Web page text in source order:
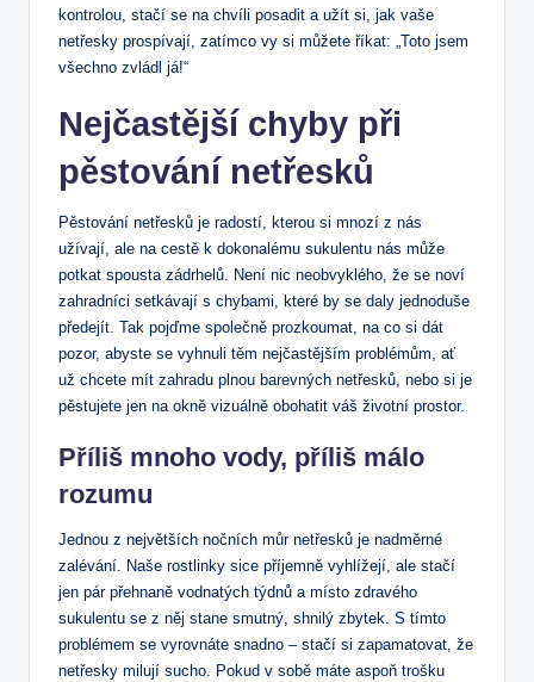
kontrolou, stačí se na chvíli posadit a užít si, jak vaše
netřesky prospívají, zatímco vy si můžete říkat: „Toto jsem
všechno zvládl já!“
Nejčastější chyby při
pěstování netřesků
Pěstování netřesků je radostí, kterou si mnozí z nás
užívají, ale na cestě k dokonalému sukulentu nás může
potkat spousta zádrhelů. Není nic neobvyklého, že se noví
zahradníci setkávají s chybami, které by se daly jednoduše
předejít. Tak pojďme společně prozkoumat, na co si dát
pozor, abyste se vyhnuli těm nejčastějším problémům, ať
už chcete mít zahradu plnou barevných netřesků, nebo si je
pěstujete jen na okně vizuálně obohatit váš životní prostor.
Příliš mnoho vody, příliš málo
rozumu
Jednou z největších nočních můr netřesků je nadměrné
zalévání. Naše rostlinky sice příjemně vyhlížejí, ale stačí
jen pár přehnaně vodnatých týdnů a místo zdravého
sukulentu se z něj stane smutný, shnilý zbytek. S tímto
problémem se vyrovnáte snadno – stačí si zapamatovat, že
netřesky milují sucho. Pokud v sobě máte aspoň trošku